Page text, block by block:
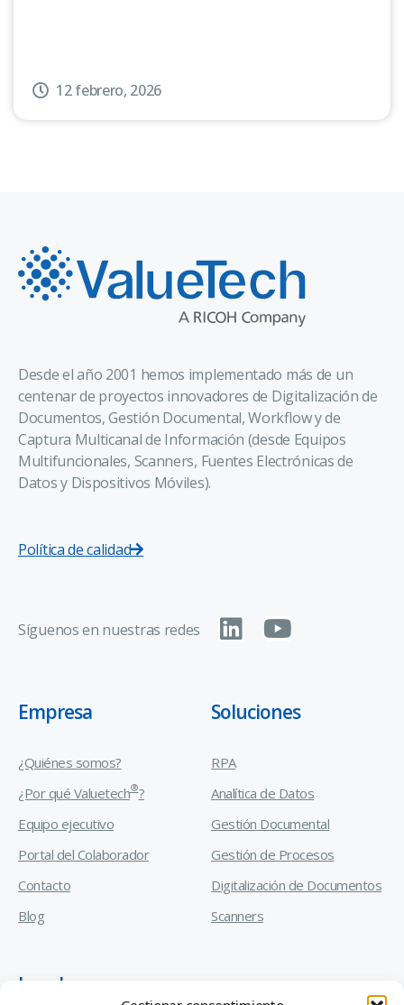
12 febrero, 2026
Desde el año 2001 hemos implementado más de un
centenar de proyectos innovadores de Digitalización de
Documentos, Gestión Documental, Workflow y de
Captura Multicanal de Información (desde Equipos
Multifuncionales, Scanners, Fuentes Electrónicas de
Datos y Dispositivos Móviles).
Política de calidad
Síguenos en nuestras redes
Empresa
¿Quiénes somos?
¿Por qué Valuetech®?
Equipo ejecutivo
Portal del Colaborador
Contacto
Blog
Soluciones
RPA
Analítica de Datos
Gestión Documental
Gestión de Procesos
Digitalización de Documentos
Scanners
Legal